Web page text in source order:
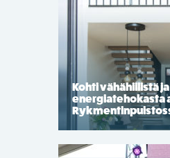
Kohti vähähiilistä ja
energiatehokasta